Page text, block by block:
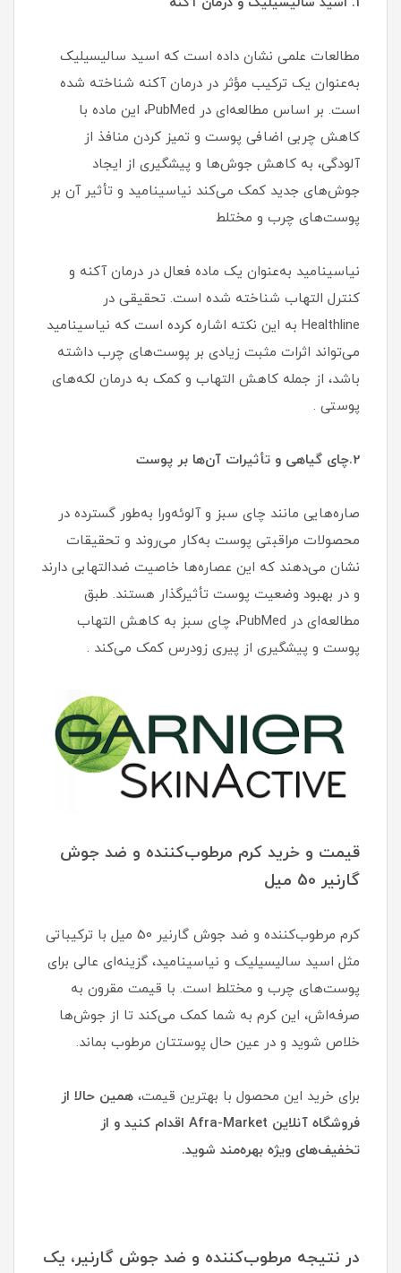
مطالعات علمی نشان داده است که اسید سالیسیلیک
به‌عنوان یک ترکیب مؤثر در درمان آکنه شناخته شده
است. بر اساس مطالعه‌ای در PubMed، این ماده با
کاهش چربی اضافی پوست و تمیز کردن منافذ از
آلودگی، به کاهش جوش‌ها و پیشگیری از ایجاد
جوش‌های جدید کمک می‌کند نیاسینامید و تأثیر آن بر
پوست‌های چرب و مختلط
نیاسینامید به‌عنوان یک ماده فعال در درمان آکنه و
کنترل التهاب شناخته شده است. تحقیقی در
Healthline به این نکته اشاره کرده است که نیاسینامید
می‌تواند اثرات مثبت زیادی بر پوست‌های چرب داشته
باشد، از جمله کاهش التهاب و کمک به درمان لکه‌های
پوستی .
2.چای گیاهی و تأثیرات آن‌ها بر پوست
صاره‌هایی مانند چای سبز و آلوئه‌ورا به‌طور گسترده در
محصولات مراقبتی پوست به‌کار می‌روند و تحقیقات
نشان می‌دهند که این عصاره‌ها خاصیت ضدالتهابی دارند
و در بهبود وضعیت پوست تأثیرگذار هستند. طبق
مطالعه‌ای در PubMed، چای سبز به کاهش التهاب
پوست و پیشگیری از پیری زودرس کمک می‌کند .
قیمت و خرید کرم مرطوب‌کننده و ضد جوش
گارنیر 50 میل
کرم مرطوب‌کننده و ضد جوش گارنیر 50 میل با ترکیباتی
مثل اسید سالیسیلیک و نیاسینامید، گزینه‌ای عالی برای
پوست‌های چرب و مختلط است. با قیمت مقرون به
صرفه‌اش، این کرم به شما کمک می‌کند تا از جوش‌ها
خلاص شوید و در عین حال پوستتان مرطوب بماند.
برای خرید این محصول با بهترین قیمت، همین حالا از
فروشگاه آنلاین Afra-Market اقدام کنید و از
تخفیف‌های ویژه بهره‌مند شوید.
در نتیجه مرطوب‌کننده و ضد جوش گارنیر، یک